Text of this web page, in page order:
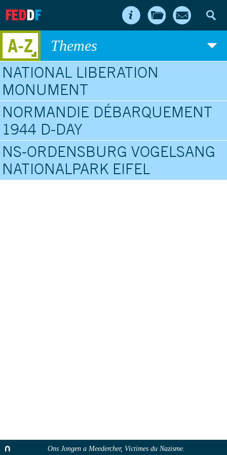
FEDDF
A-Z Themes
NATIONAL LIBERATION
MONUMENT
NORMANDIE DÉBARQUEMENT
1944 D-DAY
NS-ORDENSBURG VOGELSANG
NATIONALPARK EIFEL
Ons Jongen a Meedercher, Victimes du Nazisme.